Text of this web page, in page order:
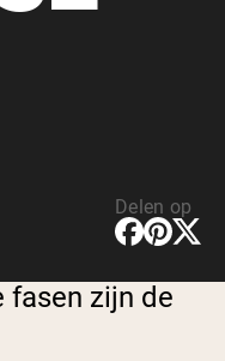
Delen op
fasen zijn de